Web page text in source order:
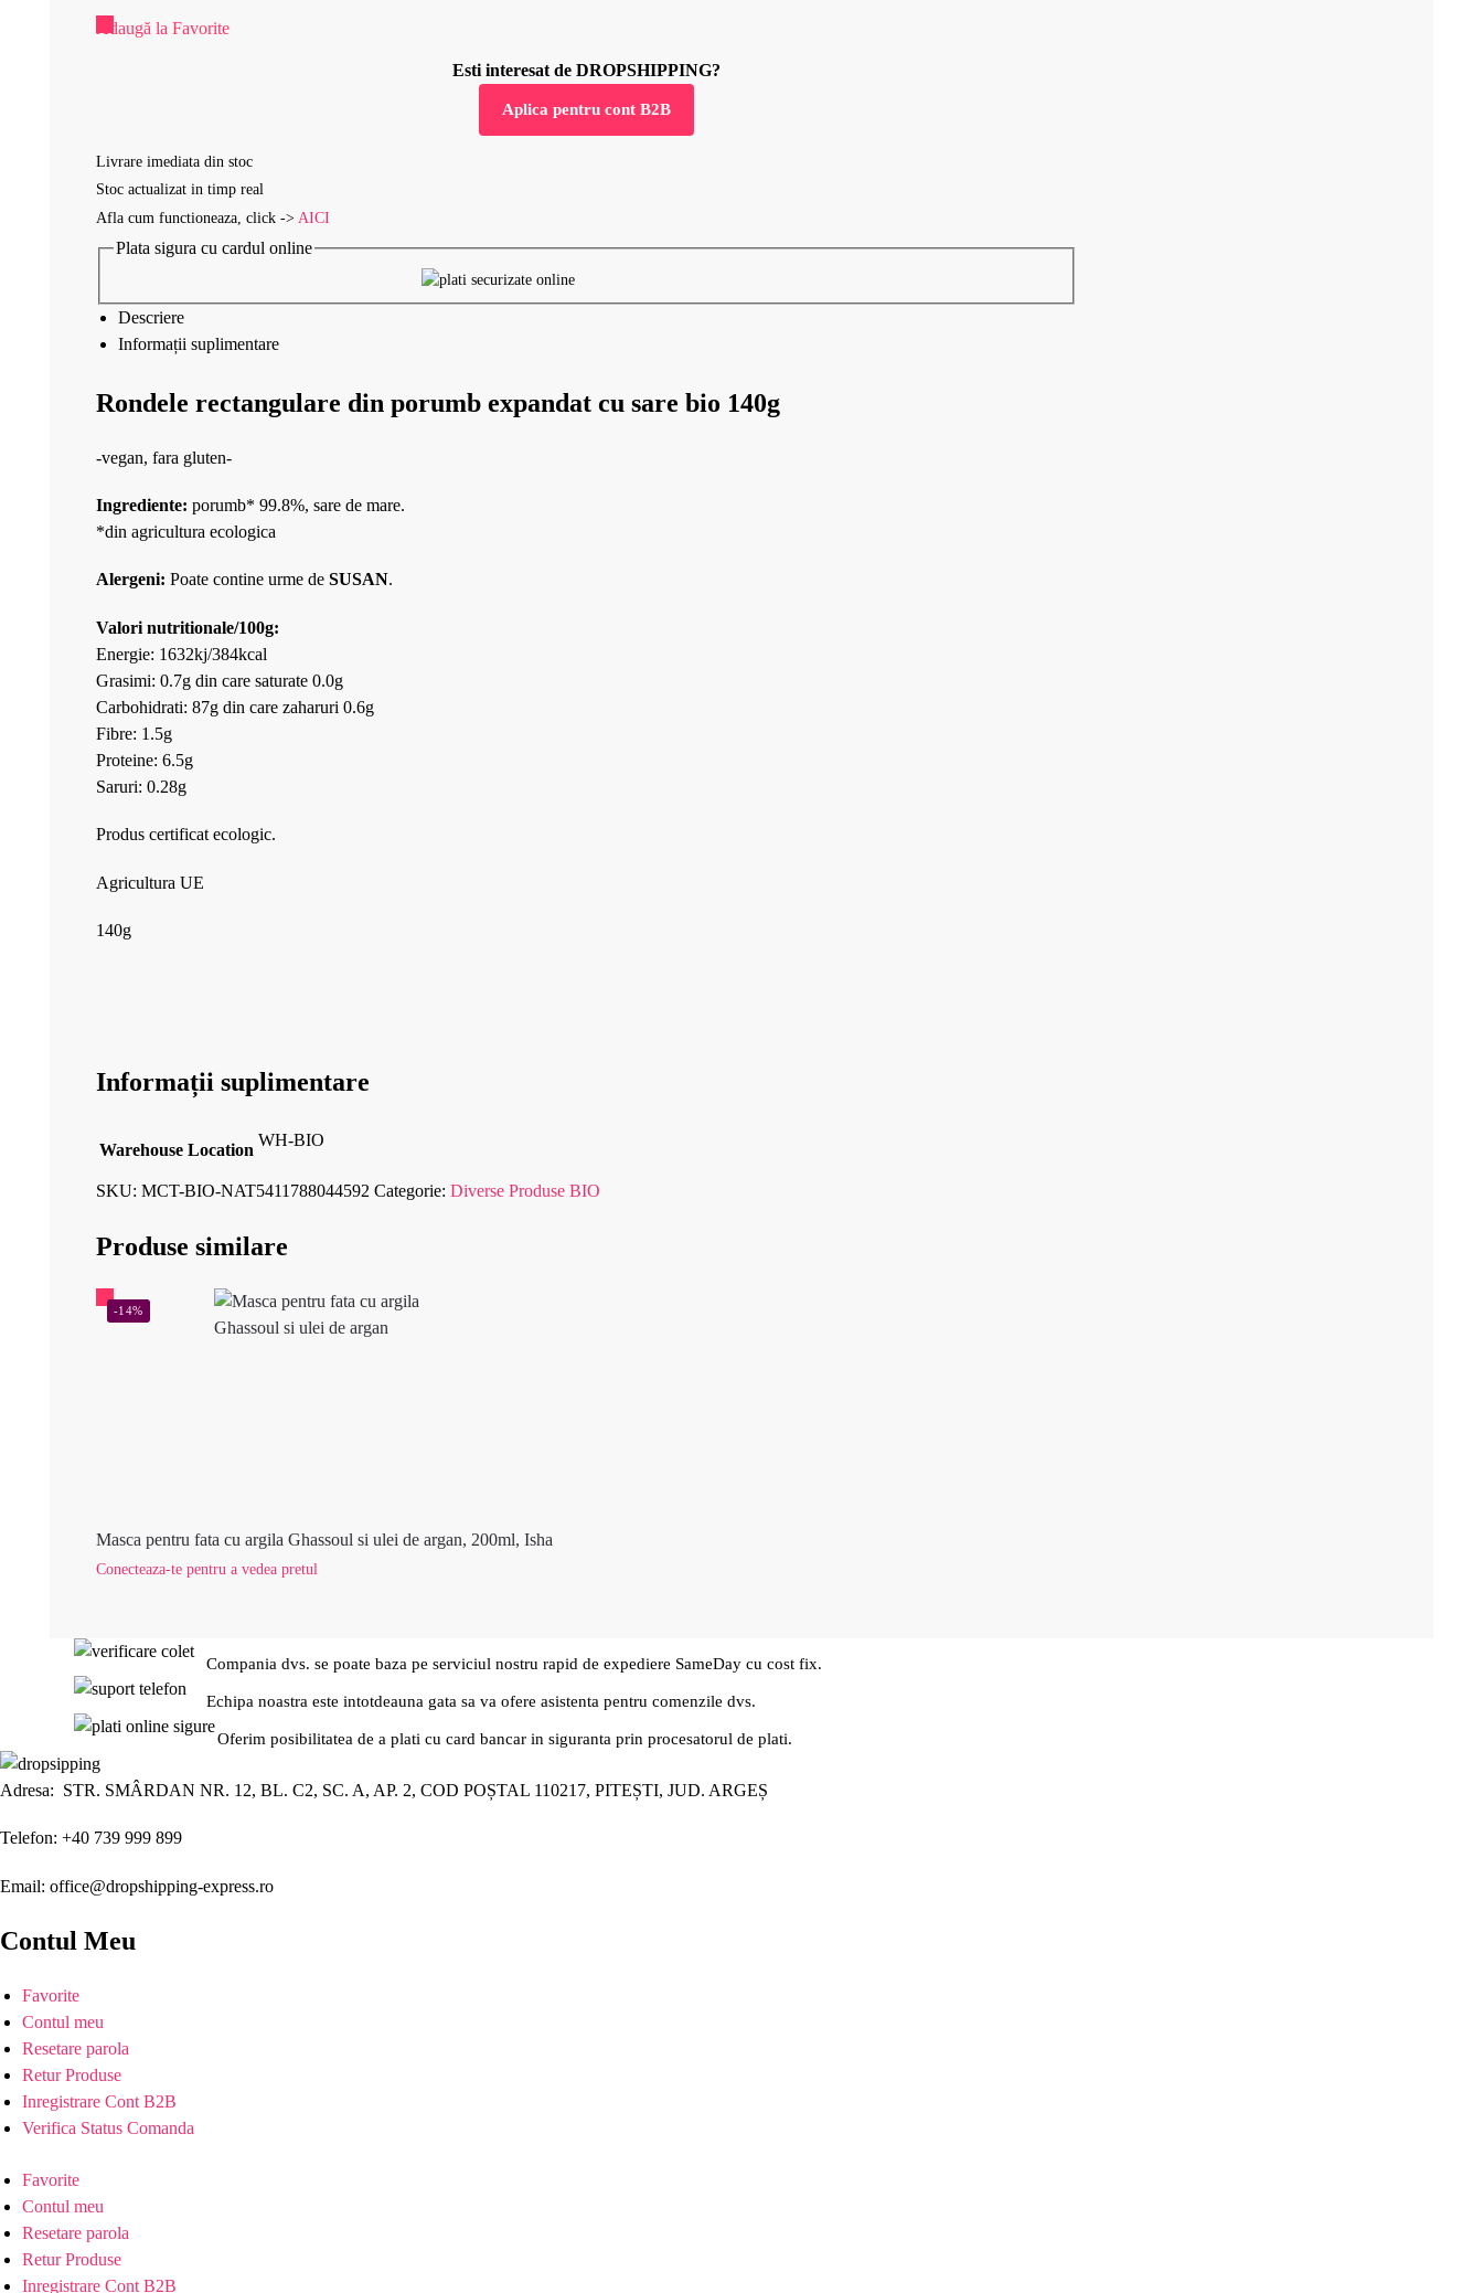
Adaugă la Favorite
Esti interesat de DROPSHIPPING?
Aplica pentru cont B2B
Livrare imediata din stoc
Stoc actualizat in timp real
Afla cum functioneaza, click -> AICI
Plata sigura cu cardul online
Descriere
Informații suplimentare
Rondele rectangulare din porumb expandat cu sare bio 140g
-vegan, fara gluten-
Ingrediente: porumb* 99.8%, sare de mare.
*din agricultura ecologica
Alergeni: Poate contine urme de SUSAN.
Valori nutritionale/100g:
Energie: 1632kj/384kcal
Grasimi: 0.7g din care saturate 0.0g
Carbohidrati: 87g din care zaharuri 0.6g
Fibre: 1.5g
Proteine: 6.5g
Saruri: 0.28g
Produs certificat ecologic.
Agricultura UE
140g
Informații suplimentare
Warehouse Location
WH-BIO
SKU: MCT-BIO-NAT5411788044592 Categorie: Diverse Produse BIO
Produse similare
-14%
Masca pentru fata cu argila Ghassoul si ulei de argan, 200ml, Isha
Conecteaza-te pentru a vedea pretul
Compania dvs. se poate baza pe serviciul nostru rapid de expediere SameDay cu cost fix.
Echipa noastra este intotdeauna gata sa va ofere asistenta pentru comenzile dvs.
Oferim posibilitatea de a plati cu card bancar in siguranta prin procesatorul de plati.
Adresa: STR. SMÂRDAN NR. 12, BL. C2, SC. A, AP. 2, COD POȘTAL 110217, PITEȘTI, JUD. ARGEȘ
Telefon: +40 739 999 899
Email: office@dropshipping-express.ro
Contul Meu
Favorite
Contul meu
Resetare parola
Retur Produse
Inregistrare Cont B2B
Verifica Status Comanda
Favorite
Contul meu
Resetare parola
Retur Produse
Inregistrare Cont B2B